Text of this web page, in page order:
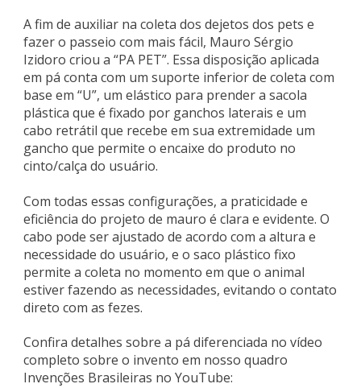
A fim de auxiliar na coleta dos dejetos dos pets e
fazer o passeio com mais fácil, Mauro Sérgio
Izidoro criou a “PA PET”. Essa disposição aplicada
em pá conta com um suporte inferior de coleta com
base em “U”, um elástico para prender a sacola
plástica que é fixado por ganchos laterais e um
cabo retrátil que recebe em sua extremidade um
gancho que permite o encaixe do produto no
cinto/calça do usuário.
Com todas essas configurações, a praticidade e
eficiência do projeto de mauro é clara e evidente. O
cabo pode ser ajustado de acordo com a altura e
necessidade do usuário, e o saco plástico fixo
permite a coleta no momento em que o animal
estiver fazendo as necessidades, evitando o contato
direto com as fezes.
Confira detalhes sobre a pá diferenciada no vídeo
completo sobre o invento em nosso quadro
Invenções Brasileiras no YouTube: